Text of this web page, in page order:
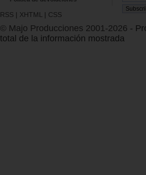
RSS | XHTML | CSS
© Majo Producciones 2001-2026 -
total de la información mostrada